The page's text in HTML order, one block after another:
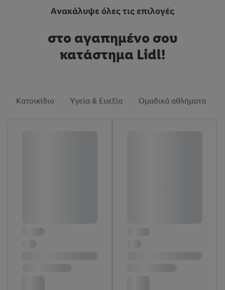
Ανακάλυψε όλες τις επιλογές
στο αγαπημένο σου
κατάστημα Lidl!
Κατοικίδιο Υγεία & Ευεξία Ομαδικά αθλήματα